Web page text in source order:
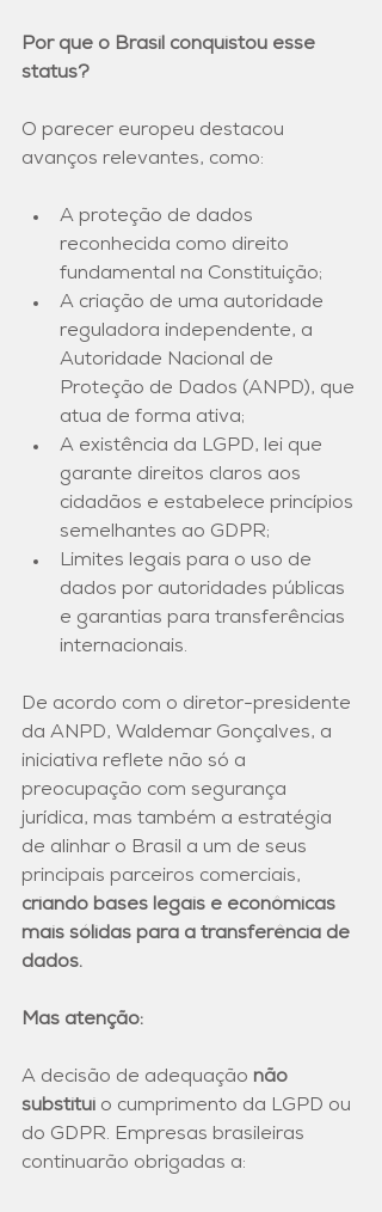
Por que o Brasil conquistou esse
status?
O parecer europeu destacou
avanços relevantes, como:
A proteção de dados
reconhecida como direito
fundamental na Constituição;
A criação de uma autoridade
reguladora independente, a
Autoridade Nacional de
Proteção de Dados (ANPD), que
atua de forma ativa;
A existência da LGPD, lei que
garante direitos claros aos
cidadãos e estabelece princípios
semelhantes ao GDPR;
Limites legais para o uso de
dados por autoridades públicas
e garantias para transferências
internacionais.
De acordo com o diretor-presidente
da ANPD, Waldemar Gonçalves, a
iniciativa reflete não só a
preocupação com segurança
jurídica, mas também a estratégia
de alinhar o Brasil a um de seus
principais parceiros comerciais,
criando bases legais e econômicas
mais sólidas para a transferência de
dados.
Mas atenção:
A decisão de adequação não
substitui o cumprimento da LGPD ou
do GDPR. Empresas brasileiras
continuarão obrigadas a: